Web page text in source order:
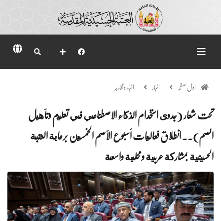
اول صفحہ اخبار اخبار وتقارير
تحت شعار (جدوى استخدام الذكاء الاصطناعي في تعليم وتأهيل
الصم).. انطلاق فعاليات أسبوع الأصم الخمسين برعاية العتبة
الحسينية بمشاركة عربية ومحلية واسعة